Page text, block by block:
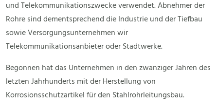
und Telekommunikationszwecke verwendet. Abnehmer der
Rohre sind dementsprechend die Industrie und der Tiefbau
sowie Versorgungsunternehmen wir
Telekommunikationsanbieter oder Stadtwerke.
Begonnen hat das Unternehmen in den zwanziger Jahren des
letzten Jahrhunderts mit der Herstellung von
Korrosionsschutzartikel für den Stahlrohrleitungsbau.